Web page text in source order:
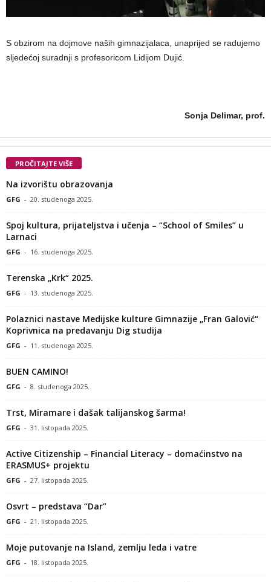
S obzirom na dojmove naših gimnazijalaca, unaprijed se radujemo
sljedećoj suradnji s profesoricom Lidijom Dujić.
Sonja Delimar, prof.
PROČITAJTE VIŠE
Na izvorištu obrazovanja
GFG - 20. studenoga 2025.
Spoj kultura, prijateljstva i učenja – “School of Smiles” u
Larnaci
GFG - 16. studenoga 2025.
Terenska „Krk“ 2025.
GFG - 13. studenoga 2025.
Polaznici nastave Medijske kulture Gimnazije „Fran Galović“
Koprivnica na predavanju Dig studija
GFG - 11. studenoga 2025.
BUEN CAMINO!
GFG - 8. studenoga 2025.
Trst, Miramare i dašak talijanskog šarma!
GFG - 31. listopada 2025.
Active Citizenship – Financial Literacy – domaćinstvo na
ERASMUS+ projektu
GFG - 27. listopada 2025.
Osvrt – predstava “Dar”
GFG - 21. listopada 2025.
Moje putovanje na Island, zemlju leda i vatre
GFG - 18. listopada 2025.